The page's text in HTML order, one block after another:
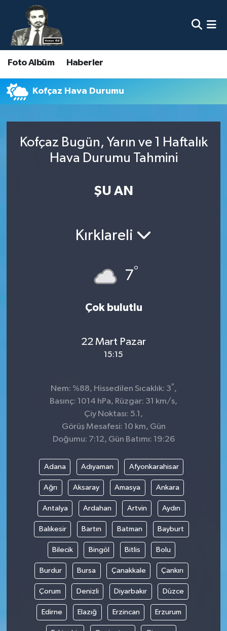
Foto Albüm Haberler
Kofçaz Hava Durumu
Kofçaz Bugün, Yarın ve 1 Haftalık
Hava Durumu Tahmini
ŞU AN
Kırklareli
7°
Çok bulutlu
22 Mart Pazar
15:15
Nem: %88, Hissedilen Sıcaklık: 3° ,
Basınç: 1014 hPa, Rüzgar: 31 km/s,
Çiy Noktası: 5.1,
Görüş Mesafesi: 10 km, Gün
Doğumu: 7:12, Gün Batımı: 19:26
Adana Adıyaman Afyonkarahisar
Ağrı Aksaray Amasya Ankara
Antalya Ardahan Artvin Aydın
Balıkesir Bartın Batman Bayburt
Bilecik Bingöl Bitlis Bolu
Burdur Bursa Çanakkale Çankırı
Çorum Denizli Diyarbakır Düzce
Edirne Elazığ Erzincan Erzurum
Nöbetçi Eczaneler
Hava Durumu
Namaz Vakitleri
Süper Lig Puan Durumu ve Fikstür
Son Dakika Haberleri